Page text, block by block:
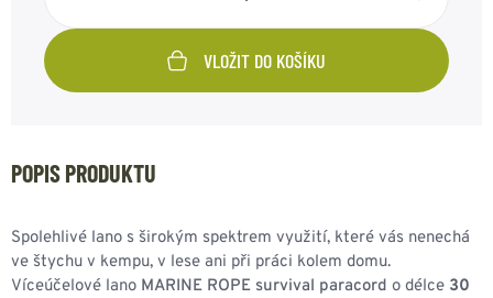
VLOŽIT DO KOŠÍKU
POPIS PRODUKTU
Spolehlivé lano s širokým spektrem využití, které vás nenechá
ve štychu v kempu, v lese ani při práci kolem domu.
Víceúčelové lano MARINE ROPE survival paracord o délce 30